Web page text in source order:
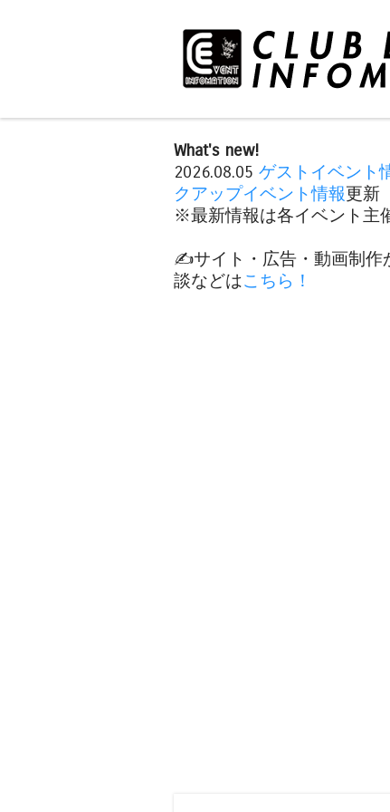
What's new!
2026.08.05 ゲストイベント
クアップイベント情報更新
※最新情報は各イベント主
✍️サイト・広告・動画制作
談などはこちら！